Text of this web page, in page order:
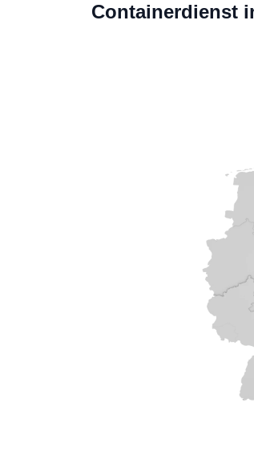
Containerdienst